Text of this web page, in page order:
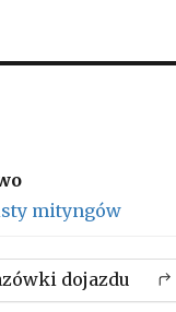
mityngów
dojazdu